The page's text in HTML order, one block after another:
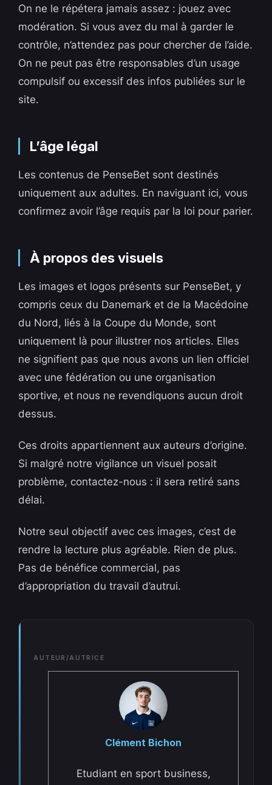
On ne le répétera jamais assez : jouez avec
modération. Si vous avez du mal à garder le
contrôle, n’attendez pas pour chercher de l’aide.
On ne peut pas être responsables d’un usage
compulsif ou excessif des infos publiées sur le
site.
L’âge légal
Les contenus de PenseBet sont destinés
uniquement aux adultes. En naviguant ici, vous
confirmez avoir l’âge requis par la loi pour parier.
À propos des visuels
Les images et logos présents sur PenseBet, y
compris ceux du Danemark et de la Macédoine
du Nord, liés à la Coupe du Monde, sont
uniquement là pour illustrer nos articles. Elles
ne signifient pas que nous avons un lien officiel
avec une fédération ou une organisation
sportive, et nous ne revendiquons aucun droit
dessus.
Ces droits appartiennent aux auteurs d’origine.
Si malgré notre vigilance un visuel posait
problème, contactez-nous : il sera retiré sans
délai.
Notre seul objectif avec ces images, c’est de
rendre la lecture plus agréable. Rien de plus.
Pas de bénéfice commercial, pas
d’appropriation du travail d’autrui.
AUTEUR/AUTRICE
Clément Bichon
Etudiant en sport business,